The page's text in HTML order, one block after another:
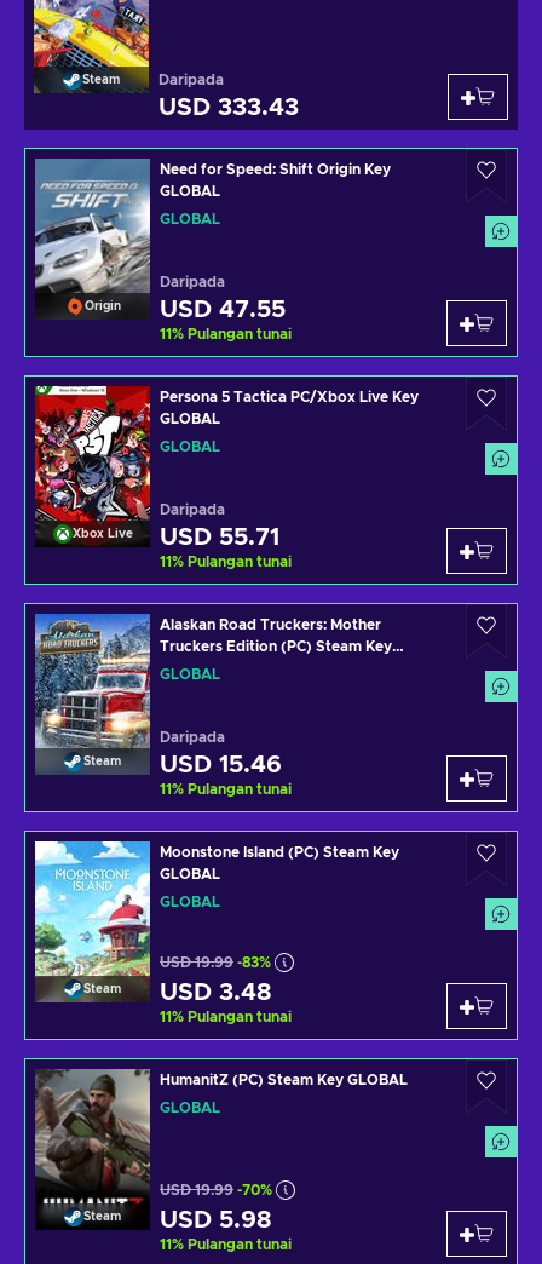
Steam Daripada
USD 333.43
Origin
Need for Speed: Shift Origin Key
GLOBAL
GLOBAL
Daripada
USD 47.55
11% Pulangan tunai
Xbox Live
Persona 5 Tactica PC/Xbox Live Key
GLOBAL
GLOBAL
Daripada
USD 55.71
11% Pulangan tunai
Steam
Alaskan Road Truckers: Mother
Truckers Edition (PC) Steam Key
GLOBAL
GLOBAL
Daripada
USD 15.46
11% Pulangan tunai
Steam
Moonstone Island (PC) Steam Key
GLOBAL
GLOBAL
USD 19.99 -83%
USD 3.48
11% Pulangan tunai
Steam
HumanitZ (PC) Steam Key GLOBAL
GLOBAL
USD 19.99 -70%
USD 5.98
11% Pulangan tunai